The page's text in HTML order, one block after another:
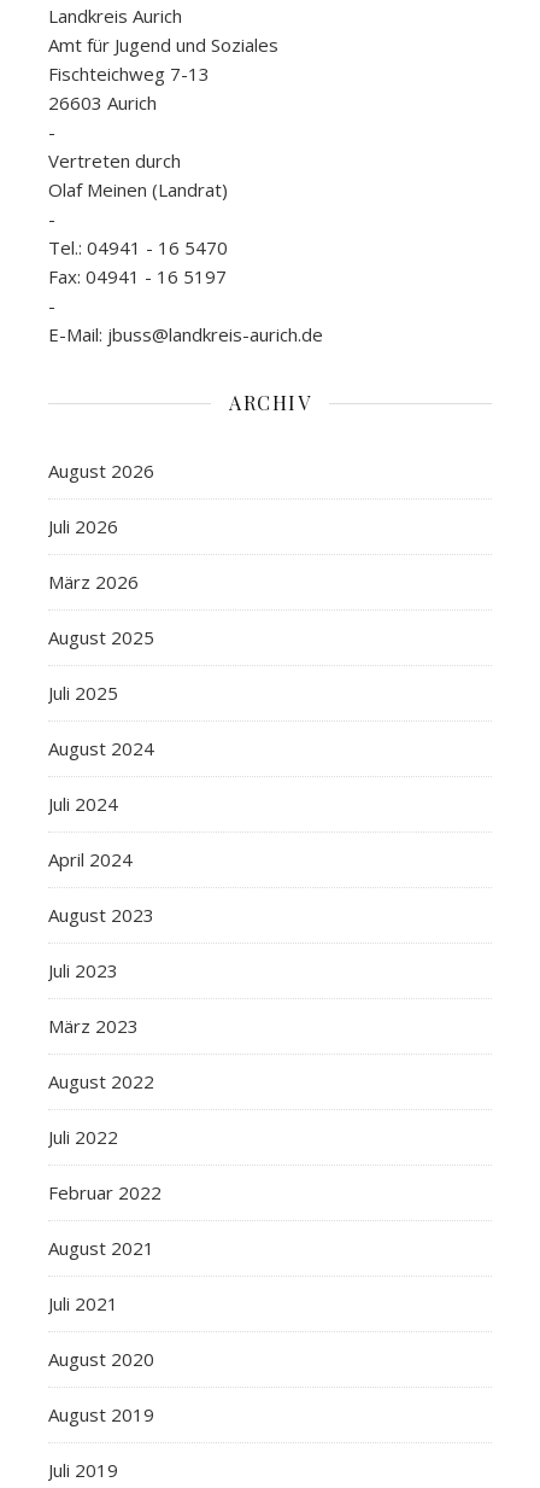
Landkreis Aurich
Amt für Jugend und Soziales
Fischteichweg 7-13
26603 Aurich
-
Vertreten durch
Olaf Meinen (Landrat)
-
Tel.: 04941 - 16 5470
Fax: 04941 - 16 5197
-
E-Mail: jbuss@landkreis-aurich.de
ARCHIV
August 2026
Juli 2026
März 2026
August 2025
Juli 2025
August 2024
Juli 2024
April 2024
August 2023
Juli 2023
März 2023
August 2022
Juli 2022
Februar 2022
August 2021
Juli 2021
August 2020
August 2019
Juli 2019